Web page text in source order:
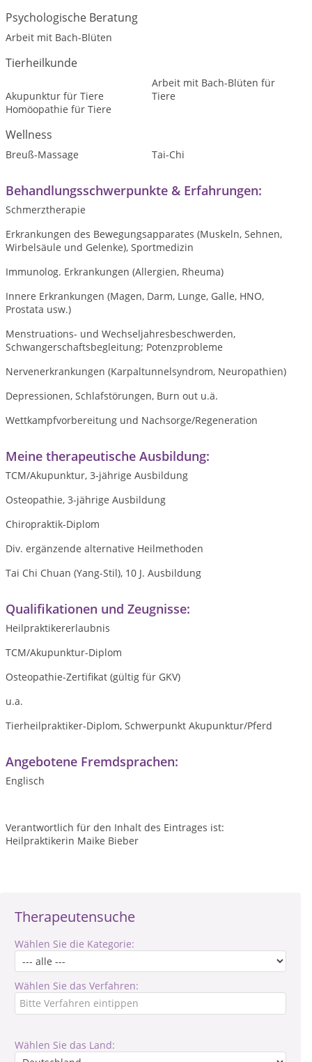
Therapeutensuche
Wählen Sie die Kategorie:
Wählen Sie das Verfahren:
Wählen Sie das Land:
Psychologische Beratung
Arbeit mit Bach-Blüten
Tierheilkunde
Akupunktur für Tiere
Arbeit mit Bach-Blüten für
Tiere
Homöopathie für Tiere
Wellness
Breuß-Massage Tai-Chi
Behandlungsschwerpunkte & Erfahrungen:
Schmerztherapie
Erkrankungen des Bewegungsapparates (Muskeln, Sehnen,
Wirbelsäule und Gelenke), Sportmedizin
Immunolog. Erkrankungen (Allergien, Rheuma)
Innere Erkrankungen (Magen, Darm, Lunge, Galle, HNO,
Prostata usw.)
Menstruations- und Wechseljahresbeschwerden,
Schwangerschaftsbegleitung; Potenzprobleme
Nervenerkrankungen (Karpaltunnelsyndrom, Neuropathien)
Depressionen, Schlafstörungen, Burn out u.ä.
Wettkampfvorbereitung und Nachsorge/Regeneration
Meine therapeutische Ausbildung:
TCM/Akupunktur, 3-jährige Ausbildung
Osteopathie, 3-jährige Ausbildung
Chiropraktik-Diplom
Div. ergänzende alternative Heilmethoden
Tai Chi Chuan (Yang-Stil), 10 J. Ausbildung
Qualifikationen und Zeugnisse:
Heilpraktikererlaubnis
TCM/Akupunktur-Diplom
Osteopathie-Zertifikat (gültig für GKV)
u.a.
Tierheilpraktiker-Diplom, Schwerpunkt Akupunktur/Pferd
Angebotene Fremdsprachen:
Englisch
Verantwortlich für den Inhalt des Eintrages ist:
Heilpraktikerin Maike Bieber